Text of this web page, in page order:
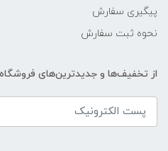
پیگیری سفارش
نحوه ثبت سفارش
از تخفیف‌ها و جدیدترین‌های